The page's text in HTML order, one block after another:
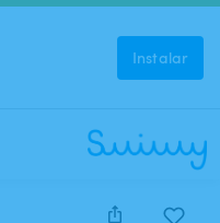
Instalar